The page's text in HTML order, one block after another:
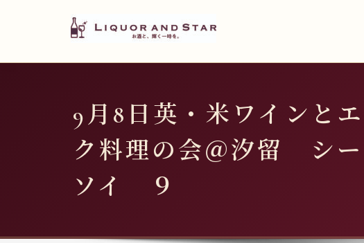
LIQUOR AND STAR
世界のリカーショップ
9月8日英・米ワインと
ク料理の会＠汐留 シ
ソイ ９